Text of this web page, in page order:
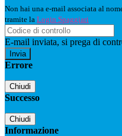
Non hai una e-mail associata al
tramite la Login Spaggiari
E-mail inviata, si prega di
Errore
Chiudi
Successo
Chiudi
Informazione